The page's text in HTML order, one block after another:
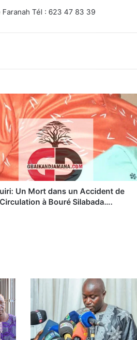
Tél : 623 47 83 39
Un Mort dans un Accident de
Circulation à Bouré Silabada….